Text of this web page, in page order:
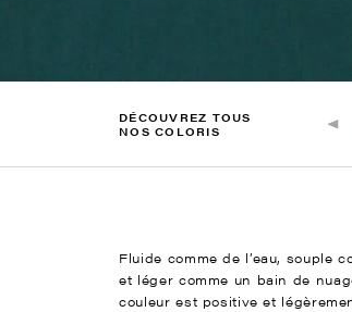
DÉCOUVREZ TOUS
NOS COLORIS
Fluide comme de l’eau, souple
et léger comme un bain de
couleur est positive et